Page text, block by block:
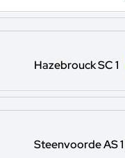
Hazebrouck SC 1
Steenvoorde AS 1